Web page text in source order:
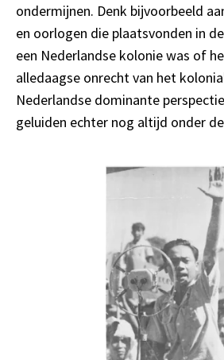
ondermijnen. Denk bijvoorbeeld
en oorlogen die plaatsvonden in
een Nederlandse kolonie was of
alledaagse onrecht van het
Nederlandse dominante
geluiden echter nog altijd onder